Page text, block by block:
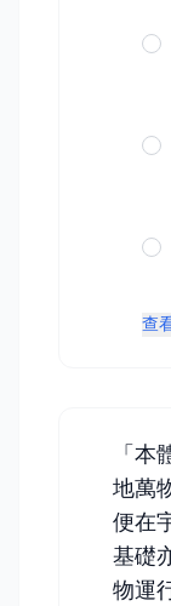
查
「
地萬
便在
基礎
物運